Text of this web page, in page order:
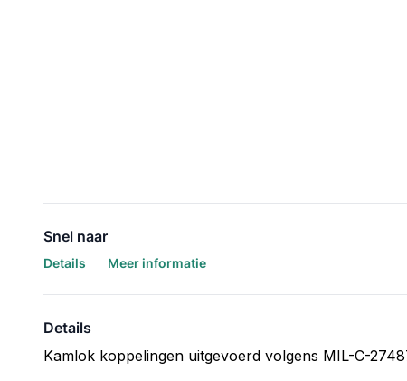
Snel naar
Details Meer informatie
Details
Kamlok koppelingen uitgevoerd volgens MIL-C-